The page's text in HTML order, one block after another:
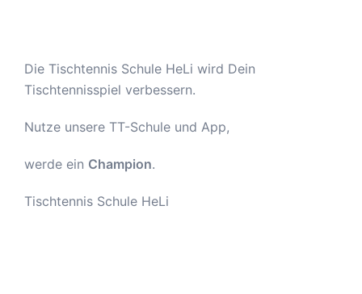
Die Tischtennis Schule HeLi wird Dein
Tischtennisspiel verbessern.
Nutze unsere TT-Schule und App,
werde ein Champion.
Tischtennis Schule HeLi